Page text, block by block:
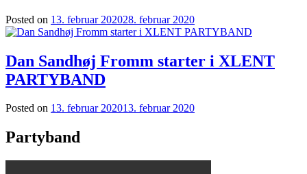
Posted on 13. februar 202028. februar 2020
Dan Sandhøj Fromm starter i XLENT
PARTYBAND
Posted on 13. februar 202013. februar 2020
Partyband